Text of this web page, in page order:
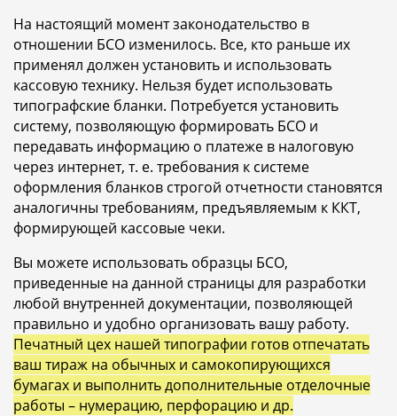
На настоящий момент законодательство в
отношении БСО изменилось. Все, кто раньше их
применял должен установить и использовать
кассовую технику. Нельзя будет использовать
типографские бланки. Потребуется установить
систему, позволяющую формировать БСО и
передавать информацию о платеже в налоговую
через интернет, т. е. требования к системе
оформления бланков строгой отчетности становятся
аналогичны требованиям, предъявляемым к ККТ,
формирующей кассовые чеки.
Вы можете использовать образцы БСО,
приведенные на данной страницы для разработки
любой внутренней документации, позволяющей
правильно и удобно организовать вашу работу.
Печатный цех нашей типографии готов отпечатать
ваш тираж на обычных и самокопирующихся
бумагах и выполнить дополнительные отделочные
работы – нумерацию, перфорацию и др.